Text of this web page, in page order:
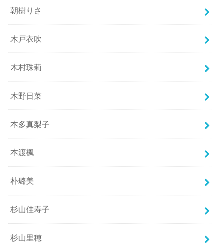
朝樹りさ
木戸衣吹
木村珠莉
木野日菜
本多真梨子
本渡楓
朴璐美
杉山佳寿子
杉山里穂